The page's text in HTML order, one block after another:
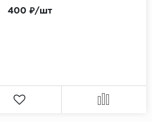
400 ₽/шт